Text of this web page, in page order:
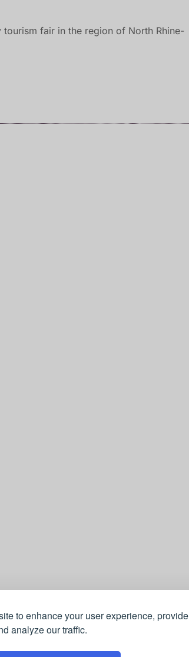
to enhance your user experience, provide
analyze our traffic.
fair in the region of North Rhine-